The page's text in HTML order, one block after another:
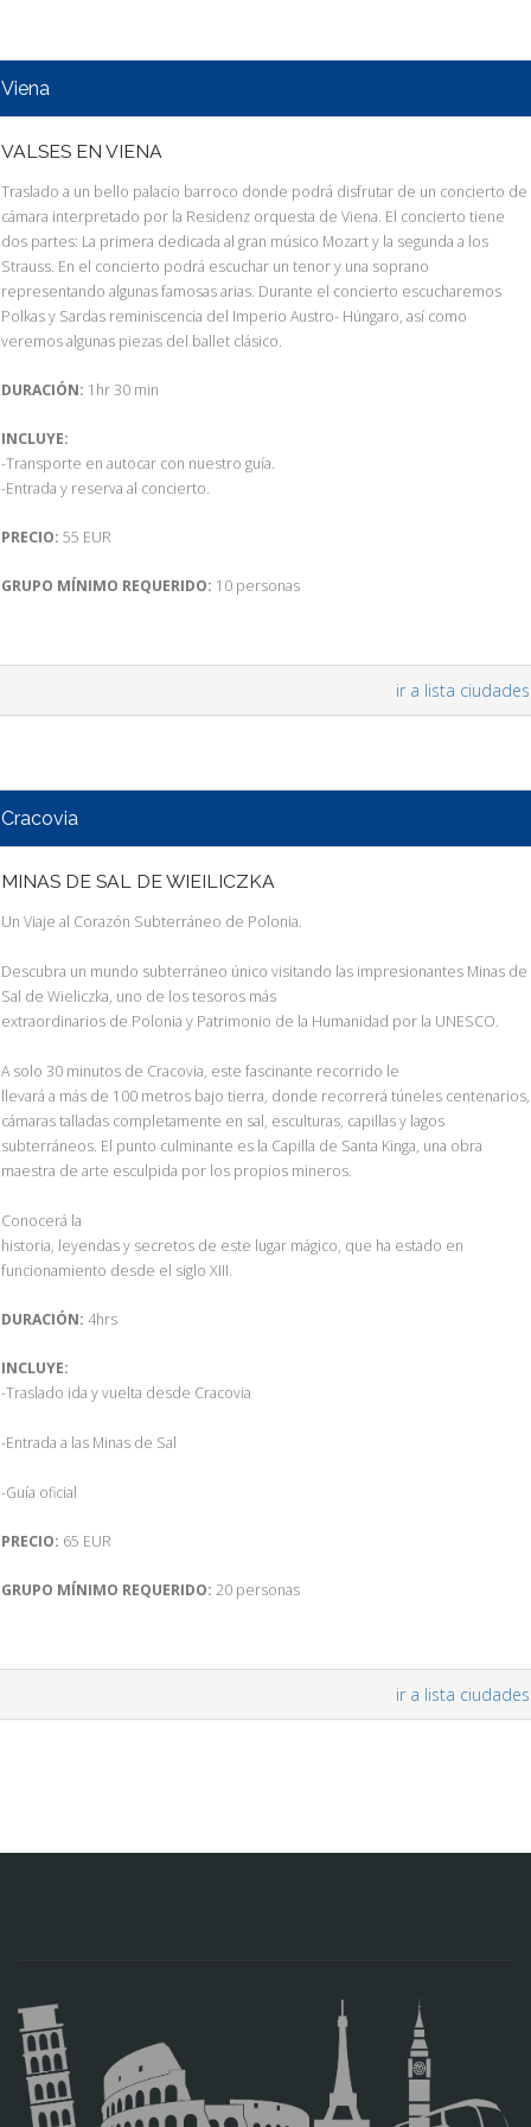
Viena
VALSES EN VIENA
Traslado a un bello palacio barroco donde podrá disfrutar de un concierto de
cámara interpretado por la Residenz orquesta de Viena. El concierto tiene
dos partes: La primera dedicada al gran músico Mozart y la segunda a los
Strauss. En el concierto podrá escuchar un tenor y una soprano
representando algunas famosas arias. Durante el concierto escucharemos
Polkas y Sardas reminiscencia del Imperio Austro- Húngaro, así como
veremos algunas piezas del ballet clásico.
DURACIÓN: 1hr 30 min
INCLUYE:
-Transporte en autocar con nuestro guía.
-Entrada y reserva al concierto.
PRECIO: 55 EUR
GRUPO MÍNIMO REQUERIDO: 10 personas
ir a lista ciudades
Cracovia
MINAS DE SAL DE WIEILICZKA
Un Viaje al Corazón Subterráneo de Polonia.
Descubra un mundo subterráneo único visitando las impresionantes Minas de
Sal de Wieliczka, uno de los tesoros más
extraordinarios de Polonia y Patrimonio de la Humanidad por la UNESCO.
A solo 30 minutos de Cracovia, este fascinante recorrido le
llevará a más de 100 metros bajo tierra, donde recorrerá túneles centenarios,
cámaras talladas completamente en sal, esculturas, capillas y lagos
subterráneos. El punto culminante es la Capilla de Santa Kinga, una obra
maestra de arte esculpida por los propios mineros.
Conocerá la
historia, leyendas y secretos de este lugar mágico, que ha estado en
funcionamiento desde el siglo XIII.
DURACIÓN: 4hrs
INCLUYE:
-Traslado ida y vuelta desde Cracovia
-Entrada a las Minas de Sal
-Guía oficial
PRECIO: 65 EUR
GRUPO MÍNIMO REQUERIDO: 20 personas
ir a lista ciudades